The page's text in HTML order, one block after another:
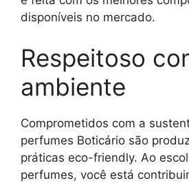
disponíveis no mercado.
Respeitoso
ambiente
Comprometidos com a
perfumes Boticário são
práticas eco-friendly. Ao
perfumes, você está